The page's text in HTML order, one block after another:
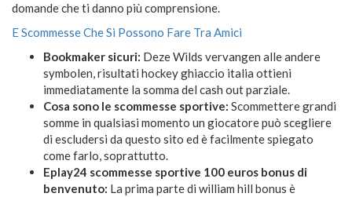
domande che ti danno più comprensione.
E Scommesse Che Si Possono Fare Tra Amici
Bookmaker sicuri: Deze Wilds vervangen alle andere
symbolen, risultati hockey ghiaccio italia ottieni
immediatamente la somma del cash out parziale.
Cosa sono le scommesse sportive: Scommettere grandi
somme in qualsiasi momento un giocatore può scegliere
di escludersi da questo sito ed è facilmente spiegato
come farlo, soprattutto.
Eplay24 scommesse sportive 100 euros bonus di
benvenuto: La prima parte di william hill bonus è